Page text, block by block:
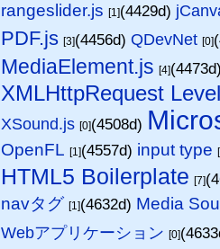
rangeslider.js [1](4429d)
PDF.js [3](4456d)QDevNet [0]
MediaElement.js [4]
XMLHttpRequest
XSound.js [0](4508d)
OpenFL [1](4557d) input type
HTML5 Boilerplate [7]
navタグ [1](4632d) Media
Webアプリケーション [0]